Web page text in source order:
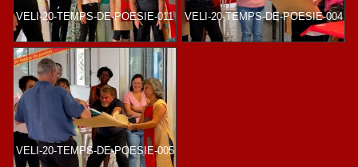
VELI-20-TEMPS-DE-POESIE-011 VELI-20-TEMPS-DE-POESIE-004
VELI-20-TEMPS-DE-POESIE-005